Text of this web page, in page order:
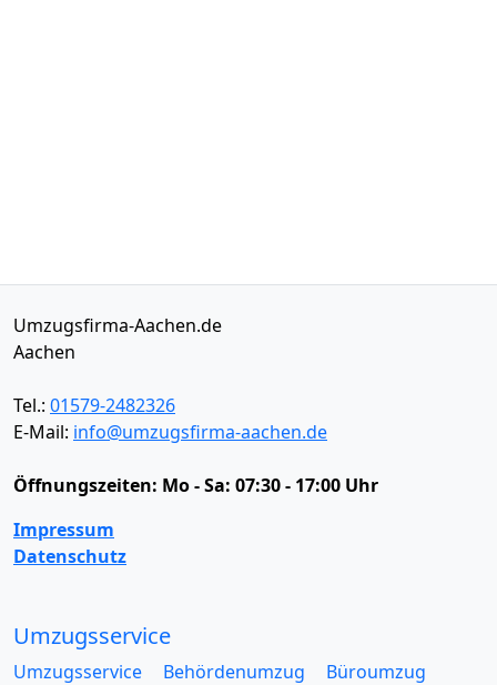
Umzugsfirma-Aachen.de
Aachen
Tel.: 01579-2482326
E-Mail: info@umzugsfirma-aachen.de
Öffnungszeiten: Mo - Sa: 07:30 - 17:00 Uhr
Impressum
Datenschutz
Umzugsservice
Umzugsservice Behördenumzug
Büroumzug